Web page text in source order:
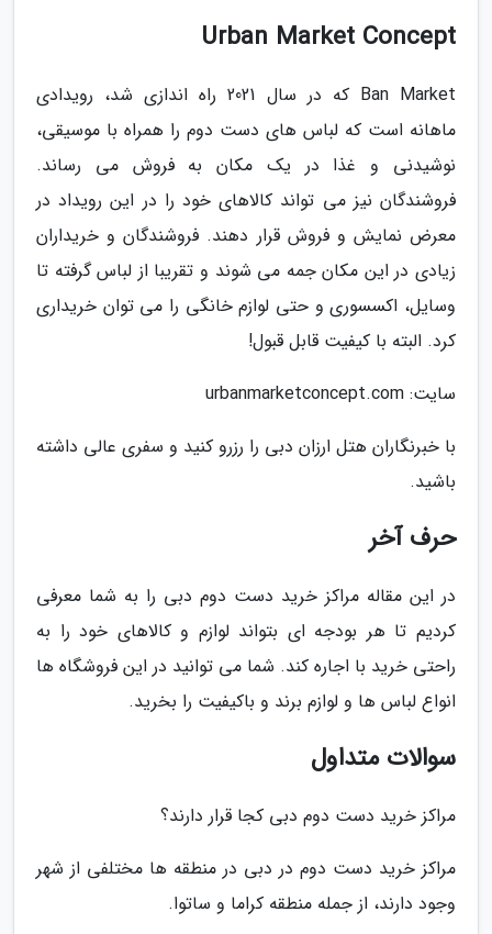
Urban Market Concept
Ban Market که در سال 2021 راه اندازی شد، رویدادی
ماهانه است که لباس های دست دوم را همراه با موسیقی،
نوشیدنی و غذا در یک مکان به فروش می رساند.
فروشندگان نیز می تواند کالاهای خود را در این رویداد در
معرض نمایش و فروش قرار دهند. فروشندگان و خریداران
زیادی در این مکان جمه می شوند و تقریبا از لباس گرفته تا
وسایل، اکسسوری و حتی لوازم خانگی را می توان خریداری
کرد. البته با کیفیت قابل قبول!
سایت: urbanmarketconcept.com
با خبرنگاران هتل ارزان دبی را رزرو کنید و سفری عالی داشته
باشید.
حرف آخر
در این مقاله مراکز خرید دست دوم دبی را به شما معرفی
کردیم تا هر بودجه ای بتواند لوازم و کالاهای خود را به
راحتی خرید با اجاره کند. شما می توانید در این فروشگاه ها
انواع لباس ها و لوازم برند و باکیفیت را بخرید.
سوالات متداول
مراکز خرید دست دوم دبی کجا قرار دارند؟
مراکز خرید دست دوم در دبی در منطقه ها مختلفی از شهر
وجود دارند، از جمله منطقه کراما و ساتوا.